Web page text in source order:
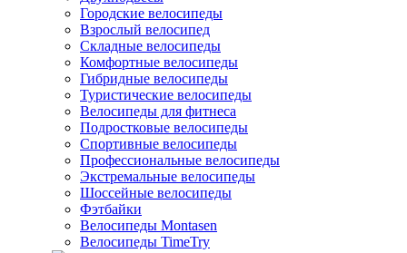
Городские велосипеды
Взрослый велосипед
Складные велосипеды
Комфортные велосипеды
Гибридные велосипеды
Туристические велосипеды
Велосипеды для фитнеса
Подростковые велосипеды
Спортивные велосипеды
Профессиональные велосипеды
Экстремальные велосипеды
Шоссейные велосипеды
Фэтбайки
Велосипеды Montasen
Велосипеды TimeTry